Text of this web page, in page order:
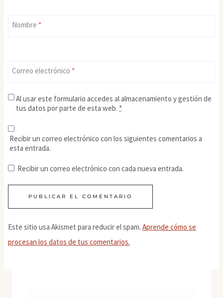
Nombre *
Correo electrónico *
Al usar este formulario accedes al almacenamiento y gestión de
tus datos por parte de esta web. *
Recibir un correo electrónico con los siguientes comentarios a
esta entrada.
Recibir un correo electrónico con cada nueva entrada.
Este sitio usa Akismet para reducir el spam. Aprende cómo se
procesan los datos de tus comentarios.